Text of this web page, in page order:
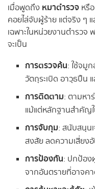
เมื่อพูดถึง หมาตำรวจ หรือ
คอยไล่จับผู้ร้าย แต่จริง ๆ
เฉพาะในหน่วยงานตำรว
จะเป็น
การตรวจค้น: ใช้จมู
วัตถุระเบิด อาวุธปืน
การติดตาม: ตามหา
แม้แต่หลักฐานสำคัญใ
การจับกุม: สนับสนุน
สงสัย ลดความเสี่ยง
การป้องกัน: ปกป้อง
จากอันตรายที่อาจค